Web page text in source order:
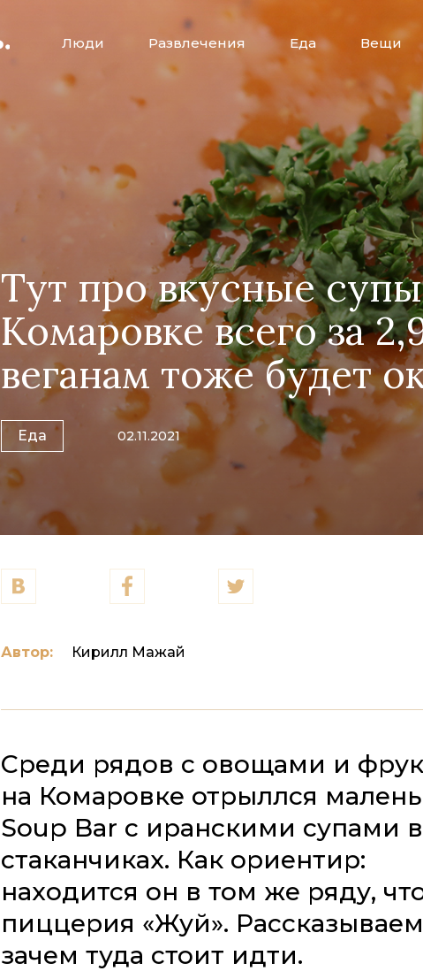
Люди Развлечения Еда Вещи
Тут про вкусные
Комаровке всего за
веганам тоже будет
Еда 02.11.2021
Автор: Кирилл Мажай
Среди рядов с овощами и
на Комаровке отрыллся
Soup Bar с иранскими супами в
стаканчиках. Как ориентир:
находится он в том же ряду,
пиццерия «Жуй».
зачем туда стоит идти.